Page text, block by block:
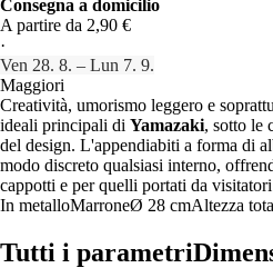
Consegna a domicilio
A partire da 2,90 €
·
Ven 28. 8. – Lun 7. 9.
Maggiori
Creatività, umorismo leggero e
ideali principali di Yamazaki, sotto le
del design. L'appendiabiti a forma di
modo discreto qualsiasi interno,
cappotti e per quelli portati da
In metalloMarroneØ 28 cmAltezza
Tutti i parametri